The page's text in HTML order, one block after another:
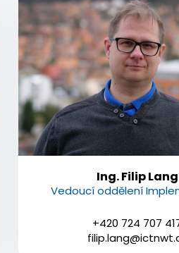
Ing. Filip Lang
Vedoucí oddělení
+420 724 707